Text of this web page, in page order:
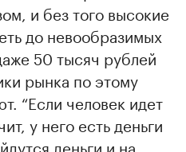
и без того высокие
до невообразимых
50 тысяч рублей
рынка по этому
“Если человек идет
у него есть деньги
деньги и на